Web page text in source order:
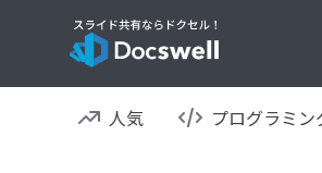
人気 プログラミン